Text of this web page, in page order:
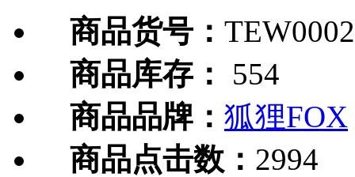
商品货号：
商品库存：
554
商品品牌： 狐狸FOX
商品点击数： 2994